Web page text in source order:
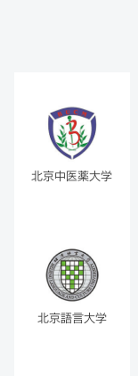
北京中医薬大学
北京語言大学